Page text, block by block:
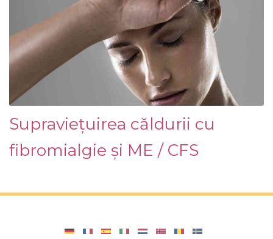
Supraviețuirea căldurii cu
fibromialgie și ME / CFS